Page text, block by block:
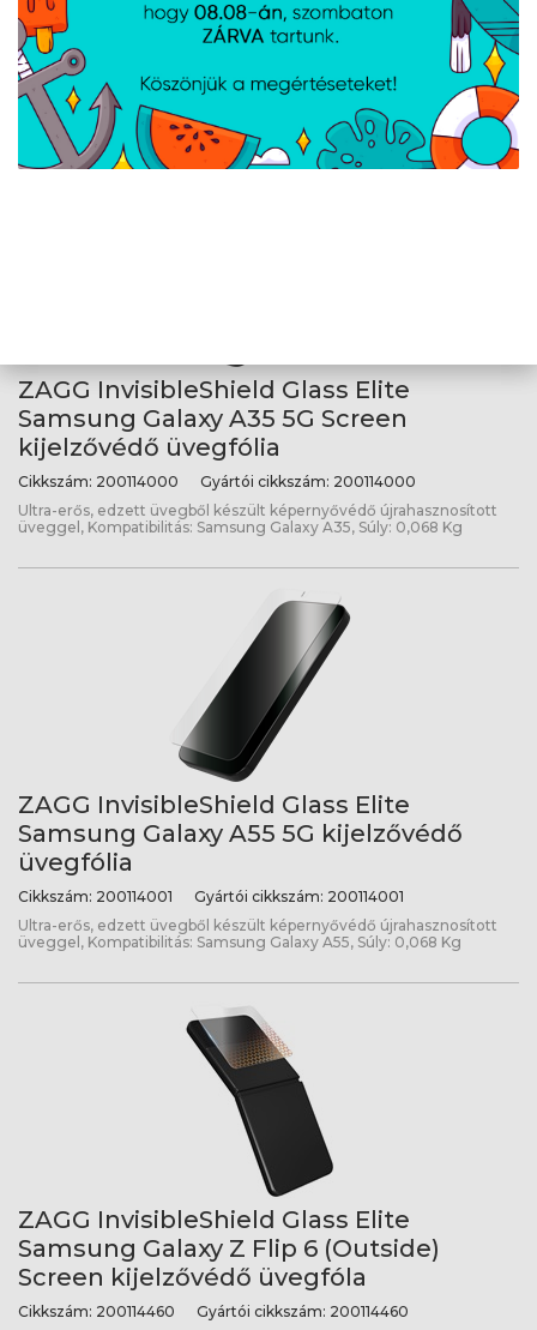
üvegfólia
Cikkszám:
Ultra-erős, edzett üvegből készült képernyővédő újrahasznosított
üveggel, Kompatibilitás: Iphone 16/15, Súly: 0,045 Kg
ZAGG InvisibleShield Glass Elite
Samsung Galaxy A35 5G Screen
kijelzővédő üvegfólia
Cikkszám: 200114000 Gyártói cikkszám: 200114000
Ultra-erős, edzett üvegből készült képernyővédő újrahasznosított
üveggel, Kompatibilitás: Samsung Galaxy A35, Súly: 0,068 Kg
ZAGG InvisibleShield Glass Elite
Samsung Galaxy A55 5G kijelzővédő
üvegfólia
Cikkszám: 200114001 Gyártói cikkszám: 200114001
Ultra-erős, edzett üvegből készült képernyővédő újrahasznosított
üveggel, Kompatibilitás: Samsung Galaxy A55, Súly: 0,068 Kg
ZAGG InvisibleShield Glass Elite
Samsung Galaxy Z Flip 6 (Outside)
Screen kijelzővédő üvegfóla
Cikkszám: 200114460 Gyártói cikkszám: 200114460